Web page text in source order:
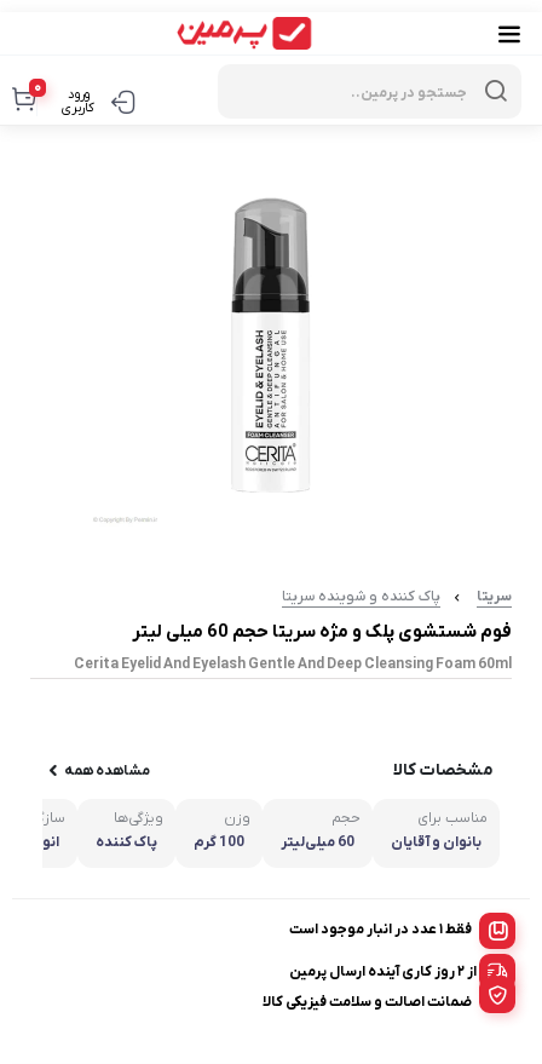
ورود
کاربری
0
سریتا پاک کننده و شوینده سریتا
فوم شستشوى پلک و مژه سریتا حجم 60 میلی لیتر
Cerita Eyelid And Eyelash Gentle And Deep Cleansing Foam 60ml
مشخصات کالا مشاهده همه
مناسب برای
بانوان و آقایان
حجم
60 میلی‌لیتر
وزن
100 گرم
ویژگی‌ها
پاک کننده
سازگار
انواع
فقط 1 عدد در انبار موجود است
از ۲ روز کاری آینده ارسال پرمین
ضمانت اصالت و سلامت فیزیکی کالا